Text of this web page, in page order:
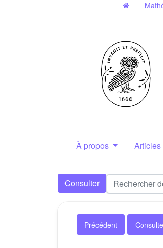
À propos Articles
Consulter
Précédent